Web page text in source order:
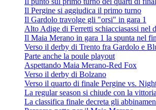
Il Pergine si aggiudica il primo turno
Il Gardolo travolge gli "orsi" in gara 1
Alto Adige di Ferretti schiacciasassi nel
Il Maia Merano in gara 1 la spunta nel
Verso il derby di Trento fra Gardolo e
Parte anche la poule playout
Aspettando Maia Merano-Red Fox
Verso il derby di Bolzano
Verso il quarto di finale Pergine vs.
La regular season si chiude con la
La classifica finale decreta gli